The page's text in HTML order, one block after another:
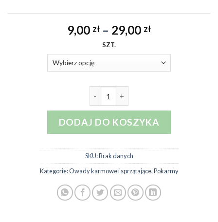
9,00 zł – 29,00 złZakres
od
9,00 zł
do
SZT.
DODAJ DO KOSZYKA
SKU:Brak danych
Kategorie:Owady karmowe i sprzątające,Pokarmy